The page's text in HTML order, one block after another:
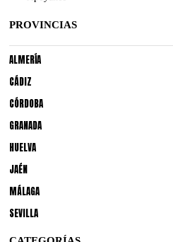
PROVINCIAS
ALMERÍA
CÁDIZ
CÓRDOBA
GRANADA
HUELVA
JAÉN
MÁLAGA
SEVILLA